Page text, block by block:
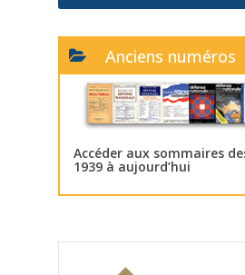
Anciens numéros
Accéder aux sommaires
1939 à aujourd’hui